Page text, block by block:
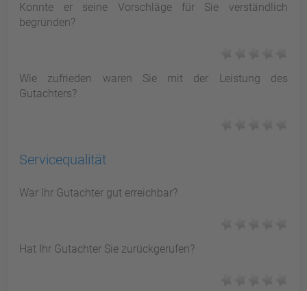
Konnte er seine Vorschläge für Sie verständlich
begründen?
Wie zufrieden waren Sie mit der Leistung des
Gutachters?
Servicequalität
War Ihr Gutachter gut erreichbar?
Hat Ihr Gutachter Sie zurückgerufen?